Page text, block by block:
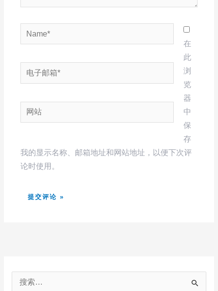
Name*
电
子
箱
*
网
站
在
此
浏
览
器
中
保
存
我的显示名称、邮箱地址和网站地址，以便下次评
论时使用。